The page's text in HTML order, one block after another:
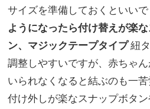
サイズを準備しておくといい
ようになったら付け替えが楽
ン、マジックテープタイプ紐
調整しやすいですが、赤ちゃ
いられなくなると結ぶのも一苦
付け外しが楽なスナップボタ